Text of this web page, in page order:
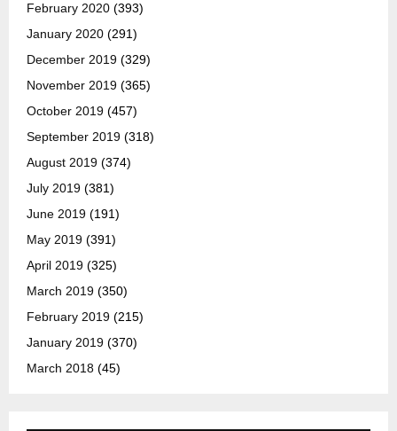
February 2020 (393)
January 2020 (291)
December 2019 (329)
November 2019 (365)
October 2019 (457)
September 2019 (318)
August 2019 (374)
July 2019 (381)
June 2019 (191)
May 2019 (391)
April 2019 (325)
March 2019 (350)
February 2019 (215)
January 2019 (370)
March 2018 (45)